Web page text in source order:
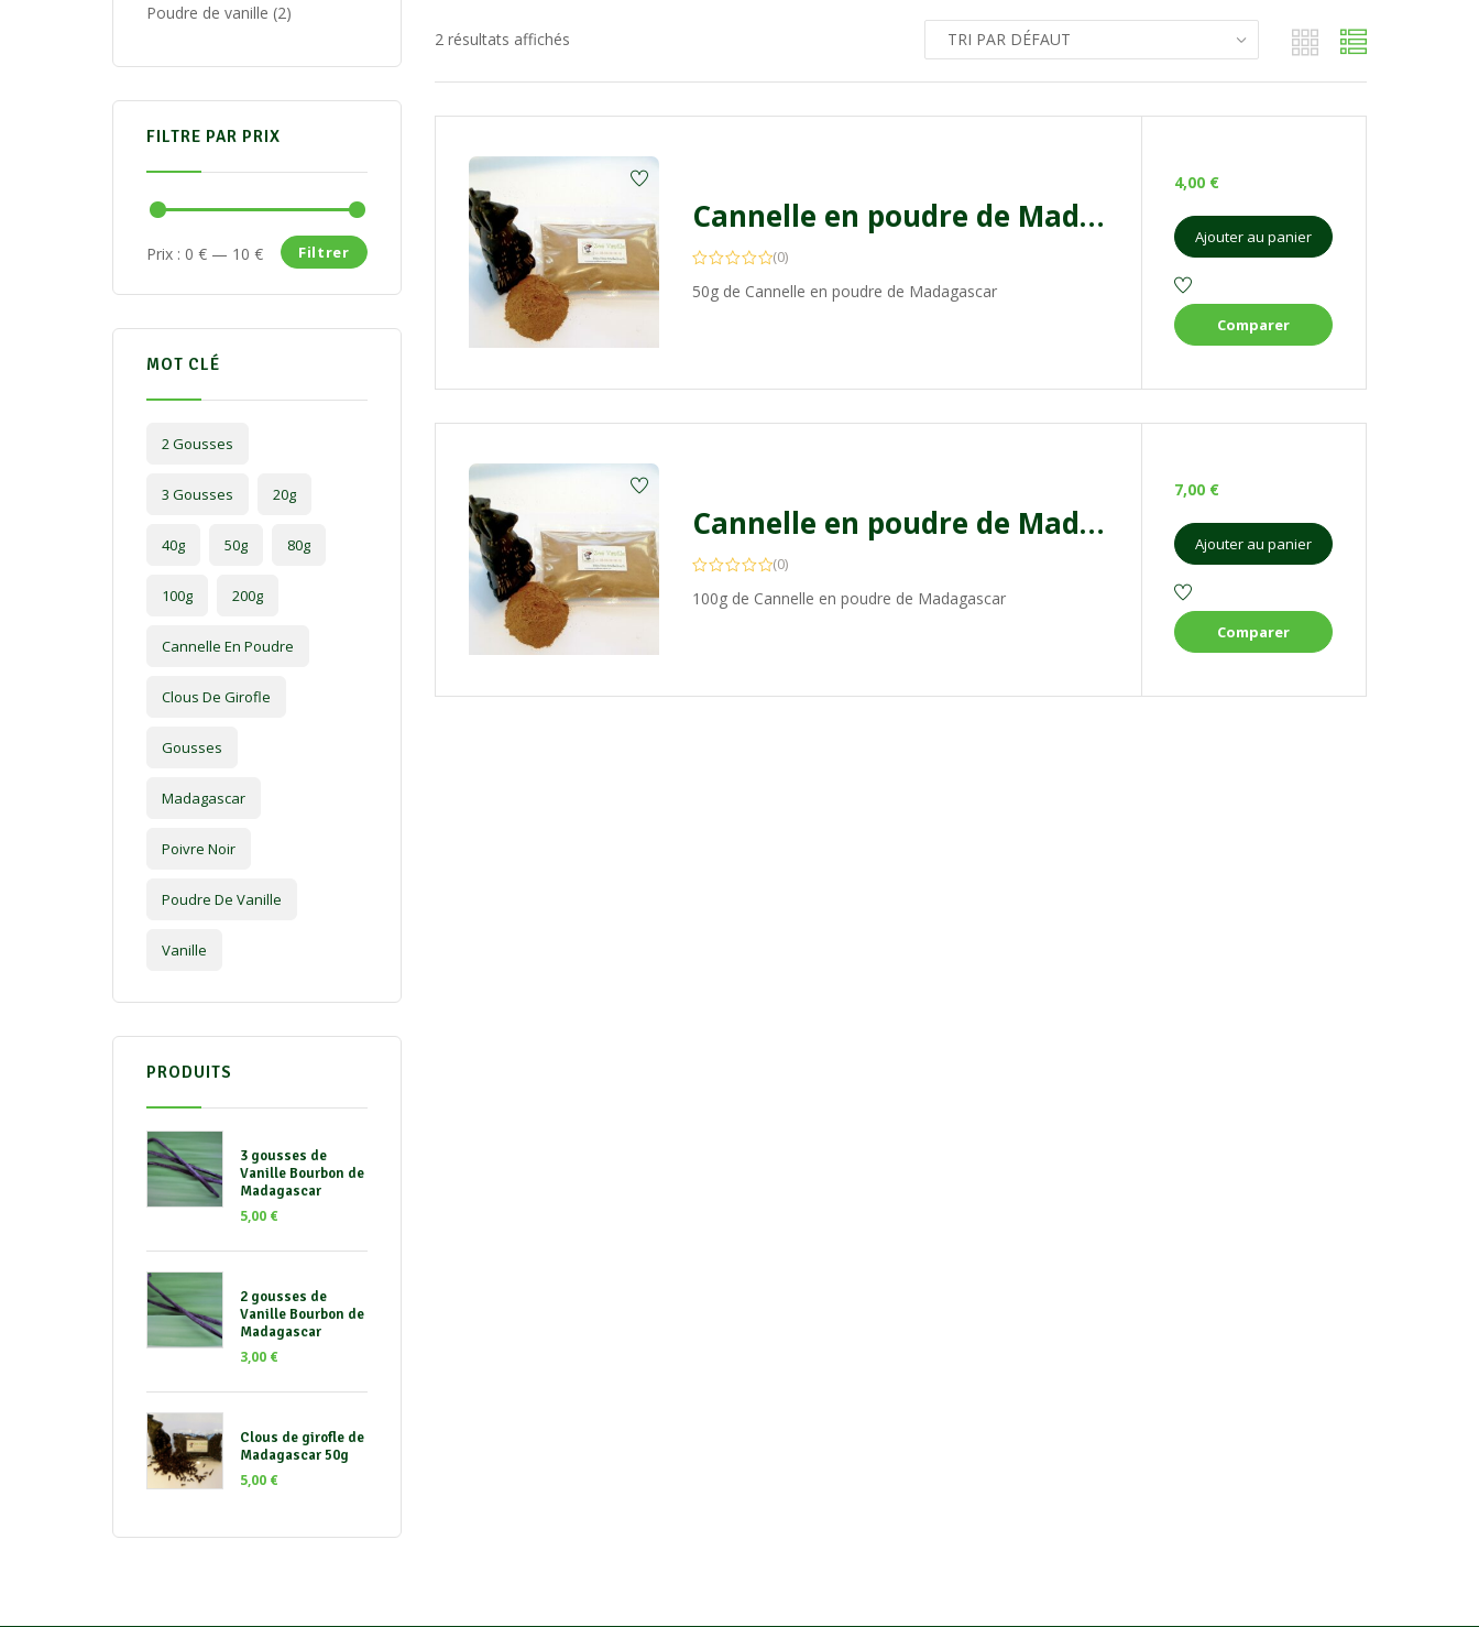
Poudre de vanille 2
FILTRE PAR PRIX
Filtrer
Prix : 0 € — 10 €
MOT CLÉ
2 Gousses
3 Gousses 20g
40g 50g 80g
100g 200g
Cannelle En Poudre
Clous De Girofle
Gousses
Madagascar
Poivre Noir
Poudre De Vanille
Vanille
PRODUITS
3 gousses de
Vanille Bourbon de
Madagascar
5,00 €
2 gousses de
Vanille Bourbon de
Madagascar
3,00 €
Clous de girofle de
Madagascar 50g
5,00 €
2 résultats affichés
Cannelle en poudre de Madagascar 50g
(0)
50g de Cannelle en poudre de Madagascar
4,00 €
Ajouter au panier
Comparer
Cannelle en poudre de Madagascar 100g
(0)
100g de Cannelle en poudre de Madagascar
7,00 €
Ajouter au panier
Comparer